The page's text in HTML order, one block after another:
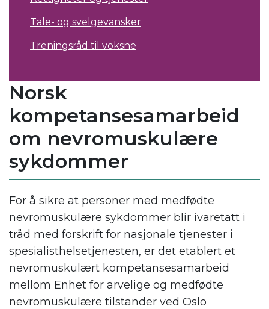
Tale- og svelgevansker
Treningsråd til voksne
Norsk
kompetansesamarbeid
om nevromuskulære
sykdommer
For å sikre at personer med medfødte
nevromuskulære sykdommer blir ivaretatt i
tråd med forskrift for nasjonale tjenester i
spesialisthelsetjenesten, er det etablert et
nevromuskulært kompetansesamarbeid
mellom Enhet for arvelige og medfødte
nevromuskulære tilstander ved Oslo